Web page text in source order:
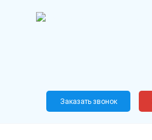
Заказать звонок